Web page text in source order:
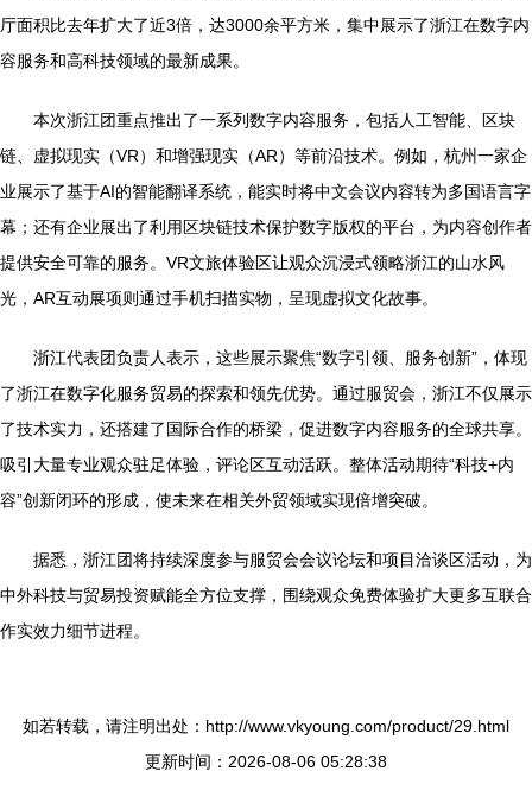
厅面积比去年扩大了近3倍，达3000余平方米，集中展示了浙江在数字内
容服务和高科技领域的最新成果。
本次浙江团重点推出了一系列数字内容服务，包括人工智能、区块
链、虚拟现实（VR）和增强现实（AR）等前沿技术。例如，杭州一家企
业展示了基于AI的智能翻译系统，能实时将中文会议内容转为多国语言字
幕；还有企业展出了利用区块链技术保护数字版权的平台，为内容创作者
提供安全可靠的服务。VR文旅体验区让观众沉浸式领略浙江的山水风
光，AR互动展项则通过手机扫描实物，呈现虚拟文化故事。
浙江代表团负责人表示，这些展示聚焦“数字引领、服务创新”，体现
了浙江在数字化服务贸易的探索和领先优势。通过服贸会，浙江不仅展示
了技术实力，还搭建了国际合作的桥梁，促进数字内容服务的全球共享。
吸引大量专业观众驻足体验，评论区互动活跃。整体活动期待“科技+内
容”创新闭环的形成，使未来在相关外贸领域实现倍增突破。
据悉，浙江团将持续深度参与服贸会会议论坛和项目洽谈区活动，为
中外科技与贸易投资赋能全方位支撑，围绕观众免费体验扩大更多互联合
作实效力细节进程。
如若转载，请注明出处：http://www.vkyoung.com/product/29.html
更新时间：2026-08-06 05:28:38